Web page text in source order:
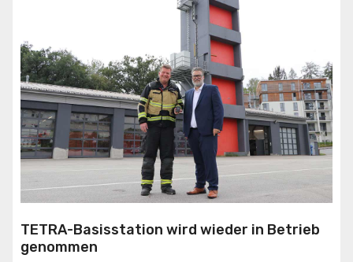
TETRA-Basisstation wird wieder in Betrieb
genommen